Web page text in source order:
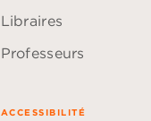
Libraires
Professeurs
ACCESSIBILITÉ